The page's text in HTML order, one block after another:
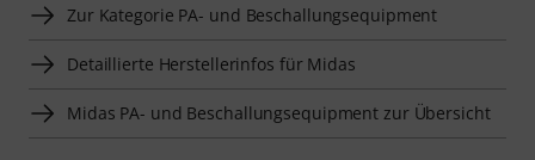
Zur Kategorie PA- und Beschallungsequipment
Detaillierte Herstellerinfos für Midas
Midas PA- und Beschallungsequipment zur Übersicht